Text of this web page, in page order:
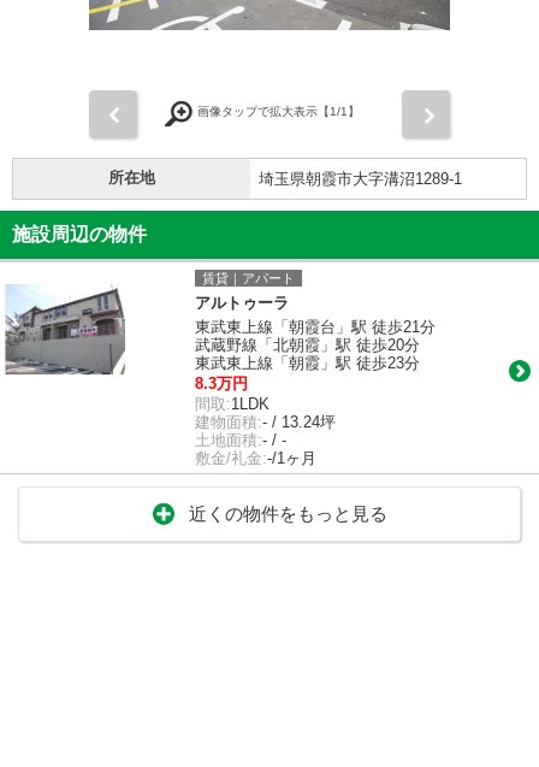
画像タップで拡大表示【1/1】
所在地 埼玉県朝霞市大字溝沼1289-1
施設周辺の物件
賃貸｜アパート
アルトゥーラ
東武東上線「朝霞台」駅 徒歩21分
武蔵野線「北朝霞」駅 徒歩20分
東武東上線「朝霞」駅 徒歩23分
8.3万円
間取:1LDK
建物面積:- / 13.24坪
土地面積:- / -
敷金/礼金:-/1ヶ月
近くの物件をもっと見る